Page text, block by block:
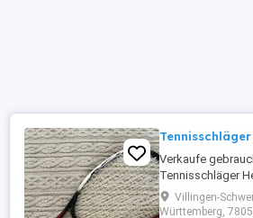
Verkaufe
Tennisschläger
66"Big Phantom"
Jahren, gut
Villingen-
Württemberg,